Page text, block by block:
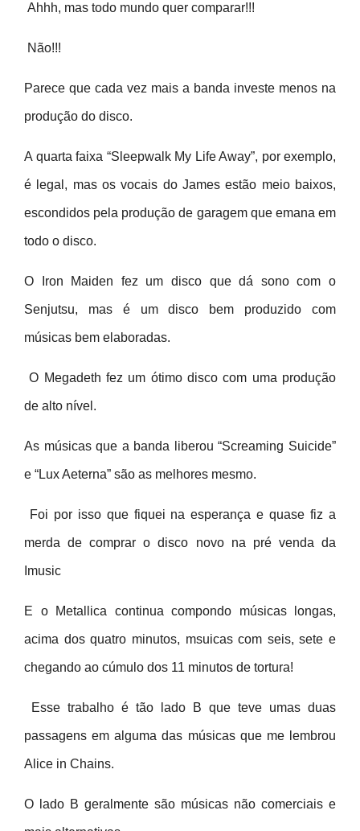
Ahhh, mas todo mundo quer comparar!!!
Não!!!
Parece que cada vez mais a banda investe menos na
produção do disco.
A quarta faixa “Sleepwalk My Life Away”, por exemplo,
é legal, mas os vocais do James estão meio baixos,
escondidos pela produção de garagem que emana em
todo o disco.
O Iron Maiden fez um disco que dá sono com o
Senjutsu, mas é um disco bem produzido com
músicas bem elaboradas.
O Megadeth fez um ótimo disco com uma produção
de alto nível.
As músicas que a banda liberou “Screaming Suicide”
e “Lux Aeterna” são as melhores mesmo.
Foi por isso que fiquei na esperança e quase fiz a
merda de comprar o disco novo na pré venda da
Imusic
E o Metallica continua compondo músicas longas,
acima dos quatro minutos, msuicas com seis, sete e
chegando ao cúmulo dos 11 minutos de tortura!
Esse trabalho é tão lado B que teve umas duas
passagens em alguma das músicas que me lembrou
Alice in Chains.
O lado B geralmente são músicas não comerciais e